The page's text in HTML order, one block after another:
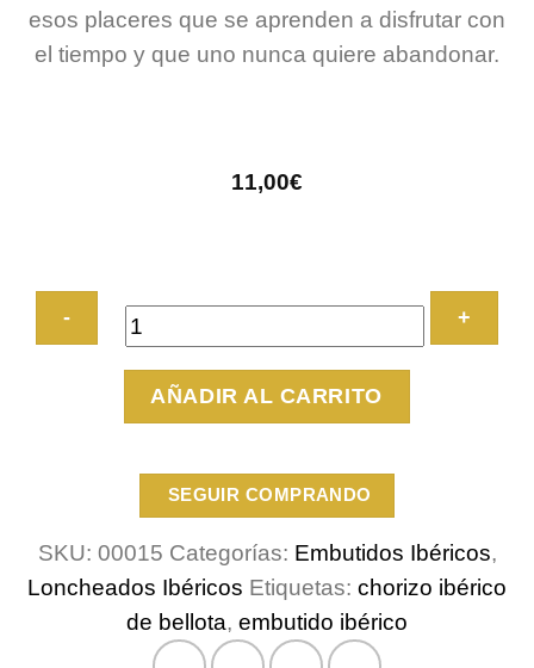
esos placeres que se aprenden a disfrutar con
el tiempo y que uno nunca quiere abandonar.
11,00€
de
AÑADIR AL CARRITO
SEGUIR COMPRANDO
SKU: 00015 Categorías: Embutidos Ibéricos,
Loncheados Ibéricos Etiquetas: chorizo ibérico
de bellota, embutido ibérico